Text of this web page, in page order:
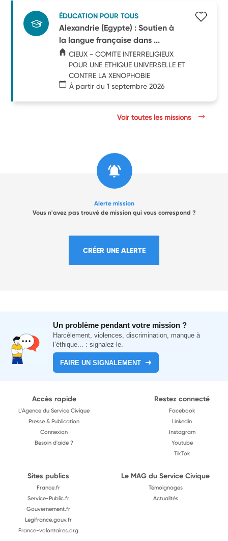
ÉDUCATION POUR TOUS
Alexandrie (Egypte) : Soutien à
la langue française dans ...
CIEUX - COMITE INTERRELIGIEUX
POUR UNE ETHIQUE UNIVERSELLE ET
CONTRE LA XENOPHOBIE
À partir du 1 septembre 2026
Voir toutes les missions
Alerte mission
Vous n'avez pas trouvé de mission qui vous correspond ?
CRÉER UNE ALERTE
Un problème pendant votre mission ?
Harcèlement, violences, discrimination, manque à
l’éthique... : signalez-le.
FAIRE UN SIGNALEMENT
Accès rapide
L'Agence du Service Civique
Presse & Publication
Connexion
Besoin d'aide ?
Restez connecté
Facebook
Linkedin
Instagram
Youtube
TikTok
Sites publics
France.fr
Service-Public.fr
Gouvernement.fr
Legifrance.gouv.fr
France-volontaires.org
Le MAG du Service Civique
Témoignages
Actualités